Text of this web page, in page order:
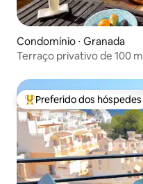
Condomínio ⋅ Granada
Terraço privativo de 100
Entre os melhores
Preferido dos hóspedes